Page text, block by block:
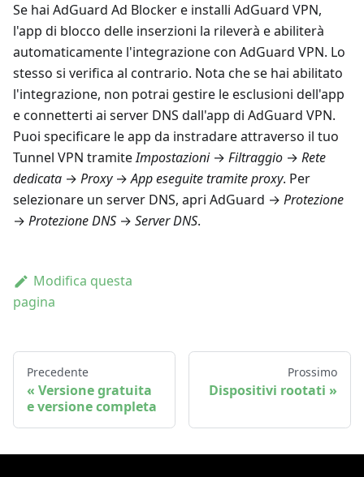
Se hai AdGuard Ad Blocker e installi AdGuard VPN,
l'app di blocco delle inserzioni la rileverà e abiliterà
automaticamente l'integrazione con AdGuard VPN. Lo
stesso si verifica al contrario. Nota che se hai abilitato
l'integrazione, non potrai gestire le esclusioni dell'app
e connetterti ai server DNS dall'app di AdGuard VPN.
Puoi specificare le app da instradare attraverso il tuo
Tunnel VPN tramiteImpostazioni→ Filtraggio → Rete
dedicata → Proxy→App eseguite tramite proxy. Per
selezionare un server DNS, apri AdGuard → Protezione
→ Protezione DNS → Server DNS.
Modifica questa
pagina
Precedente
Versione gratuita
e versione completa
Prossimo
Dispositivi rootati